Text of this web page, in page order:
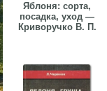
Яблоня: сорта,
посадка, уход —
Криворучко В. П.
▼